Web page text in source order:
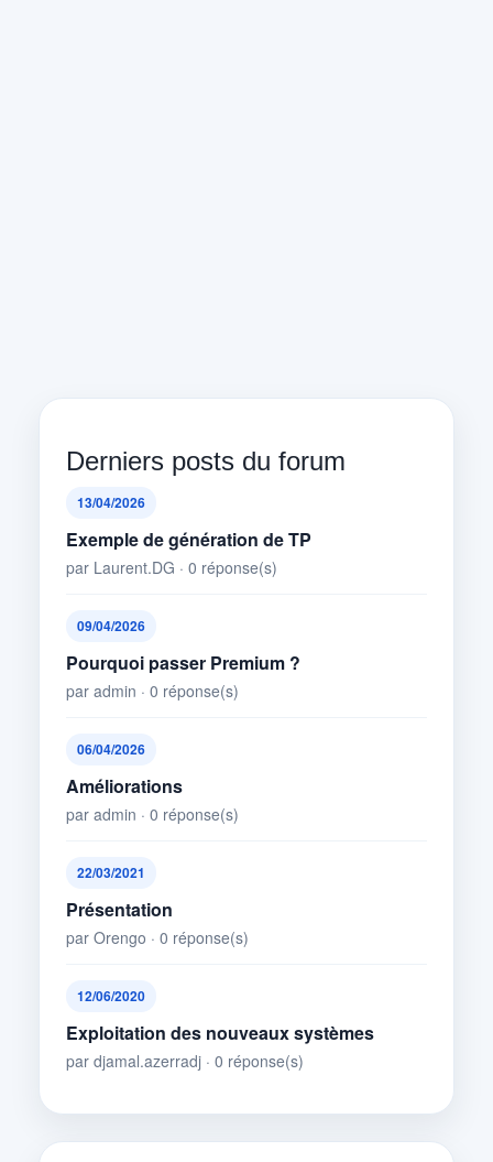
Derniers posts du forum
13/04/2026
Exemple de génération de TP
par Laurent.DG · 0 réponse(s)
09/04/2026
Pourquoi passer Premium ?
par admin · 0 réponse(s)
06/04/2026
Améliorations
par admin · 0 réponse(s)
22/03/2021
Présentation
par Orengo · 0 réponse(s)
12/06/2020
Exploitation des nouveaux systèmes
par djamal.azerradj · 0 réponse(s)